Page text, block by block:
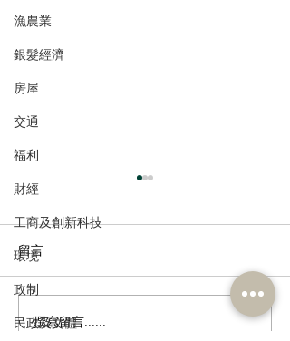
漁農業
銀髮經濟
房屋
交通
福利
財經
工商及創新科技
環境
政制
民政及文體民建聯回應政府就《商品
留言
撰寫留言......